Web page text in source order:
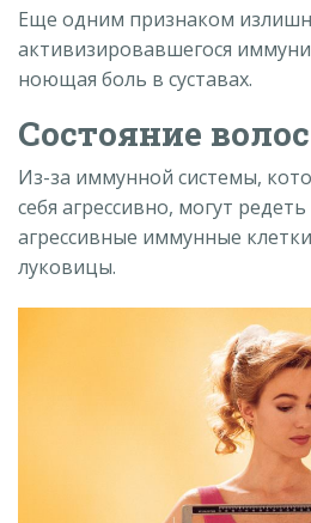
Еще одним признаком
активизировавшегося
ноющая боль в суставах.
Состояние волос
Из-за иммунной системы,
себя агрессивно, могут
агрессивные иммунные
луковицы.